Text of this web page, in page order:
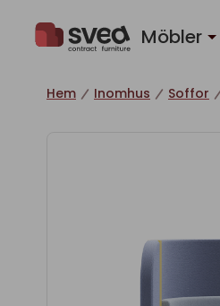
Möbler
Hem Inomhus Soffor